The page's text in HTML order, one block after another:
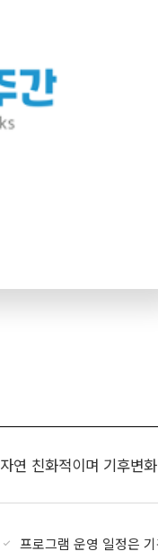
자연 친화적이며 기후변
프로그램 운영 일정은